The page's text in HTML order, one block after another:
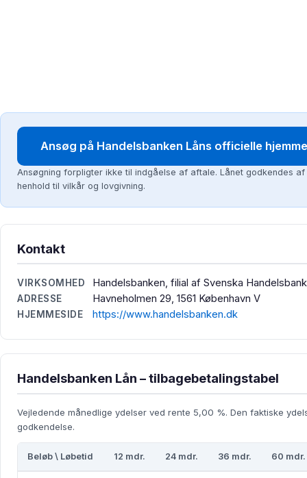
Ansøg på Handelsbanken Låns officielle
Ansøgning forpligter ikke til indgåelse af aftale. Lånet godkendes af
henhold til vilkår og lovgivning.
Kontakt
VIRKSOMHED Handelsbanken, filial af Svenska
ADRESSE Havneholmen 29, 1561 København V
HJEMMESIDE https://www.handelsbanken.dk
Handelsbanken Lån – tilbagebetalingstabel
Vejledende månedlige ydelser ved rente 5,00 %. Den faktiske
godkendelse.
Beløb \ Løbetid 12 mdr. 24 mdr. 36 mdr. 60 mdr.